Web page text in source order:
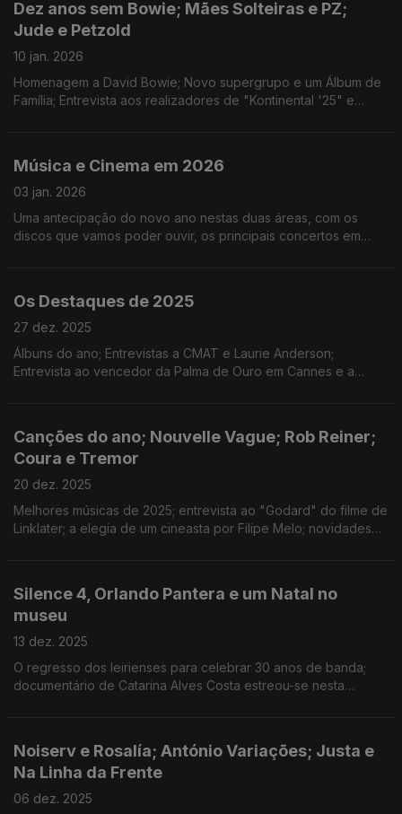
Dez anos sem Bowie; Mães Solteiras e PZ;
Jude e Petzold
10 jan. 2026
Homenagem a David Bowie; Novo supergrupo e um Álbum de
Família; Entrevista aos realizadores de "Kontinental '25" e
Música e Cinema em 2026
03 jan. 2026
Uma antecipação do novo ano nestas duas áreas, com os
discos que vamos poder ouvir, os principais concertos em
Os Destaques de 2025
27 dez. 2025
Álbuns do ano; Entrevistas a CMAT e Laurie Anderson;
Entrevista ao vencedor da Palma de Ouro em Cannes e a
Canções do ano; Nouvelle Vague; Rob Reiner;
Coura e Tremor
20 dez. 2025
Melhores músicas de 2025; entrevista ao "Godard" do filme de
Linklater; a elegia de um cineasta por Filipe Melo; novidades
Silence 4, Orlando Pantera e um Natal no
museu
13 dez. 2025
O regresso dos leirienses para celebrar 30 anos de banda;
documentário de Catarina Alves Costa estreou-se nesta
Noiserv e Rosalía; António Variações; Justa e
Na Linha da Frente
06 dez. 2025